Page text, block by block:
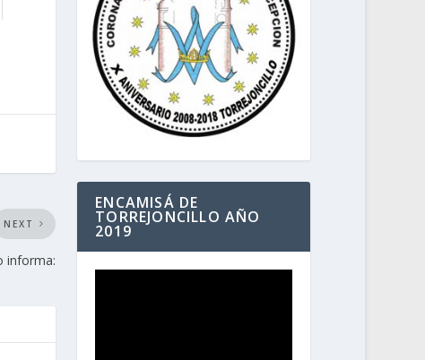
NEXT
informa:
ENCAMISÁ DE
TORREJONCILLO AÑO
2019